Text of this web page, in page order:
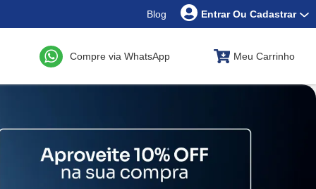
Blog Entrar Ou Cadastrar
Compre via WhatsApp Meu Carrinho